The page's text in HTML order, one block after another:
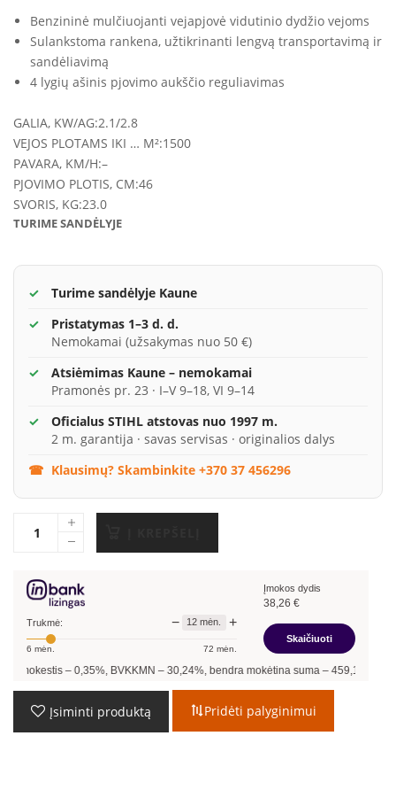
Benzininė mulčiuojanti vejapjovė vidutinio dydžio vejoms
Sulankstoma rankena, užtikrinanti lengvą transportavimą ir
sandėliavimą
4 lygių ašinis pjovimo aukščio reguliavimas
GALIA, KW/AG:2.1/2.8
VEJOS PLOTAMS IKI … M²:1500
PAVARA, KM/H:–
PJOVIMO PLOTIS, CM:46
SVORIS, KG:23.0
TURIME SANDĖLYJE
Turime sandėlyje Kaune
Pristatymas 1–3 d. d.
Nemokamai (užsakymas nuo 50 €)
Atsiėmimas Kaune – nemokamai
Pramonės pr. 23 · I–V 9–18, VI 9–14
Oficialus STIHL atstovas nuo 1997 m.
2 m. garantija · savas servisas · originalios dalys
Klausimų? Skambinkite +370 37 456296
Trukmė: − 12 mėn. +
6 mėn. 72 mėn.
Įmokos dydis
38,26 €
Skaičiuoti
–0,35%, BVKKMN –30,24%, bendra mokėtina suma –459,12€, mėnesio
Įsiminti produktą Pridėti palyginimui